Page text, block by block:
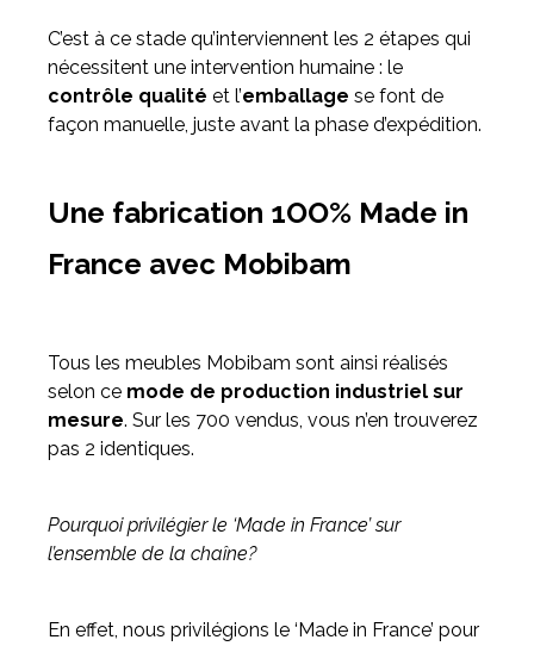
C’est à ce stade qu’interviennent les 2 étapes qui
nécessitent une intervention humaine : le
contrôle qualité et l’emballage se font de
façon manuelle, juste avant la phase d’expédition.
Une fabrication 1OO% Made in
France avec Mobibam
Tous les meubles Mobibam sont ainsi réalisés
selon ce mode de production industriel sur
mesure. Sur les 700 vendus, vous n’en trouverez
pas 2 identiques.
Pourquoi privilégier le ‘Made in France’ sur
l’ensemble de la chaîne?
En effet, nous privilégions le ‘Made in France’ pour